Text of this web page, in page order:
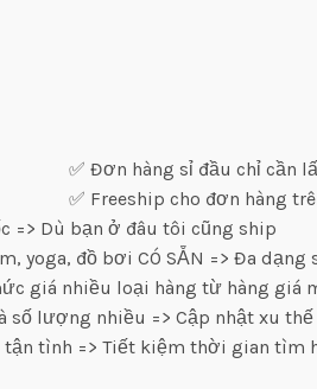
✅ Đơn hàng sỉ đầu chỉ cần
✅ Freeship cho đơn hàng
=> Dù bạn ở đâu tôi cũng ship
yoga, đồ bơi CÓ SẴN => Đa
giá nhiều loại hàng từ hàng giá
số lượng nhiều => Cập nhật xu
tình => Tiết kiệm thời gian tìm